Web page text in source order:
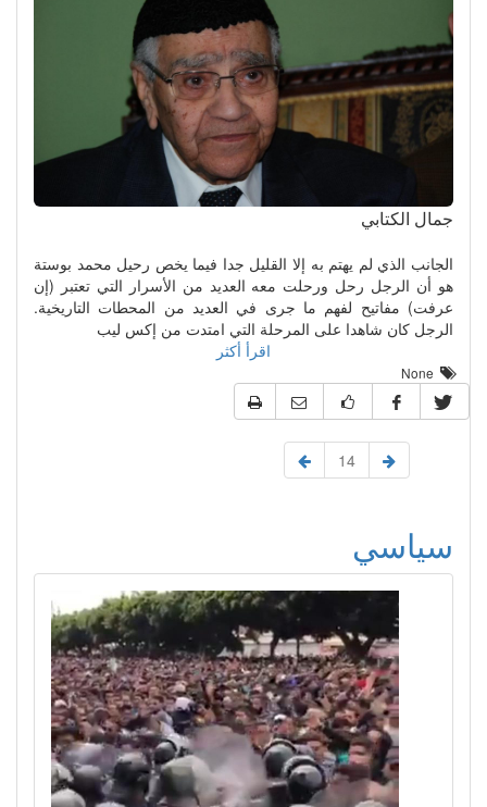
جمال الكتابي
الجانب الذي لم يهتم به إلا القليل جدا فيما يخص رحيل محمد بوستة
هو أن الرجل رحل ورحلت معه العديد من الأسرار التي تعتبر (إن
عرفت) مفاتيح لفهم ما جرى في العديد من المحطات التاريخية.
الرجل كان شاهدا على المرحلة التي امتدت من إكس ليب
اقرأ أكثر
14
سياسي